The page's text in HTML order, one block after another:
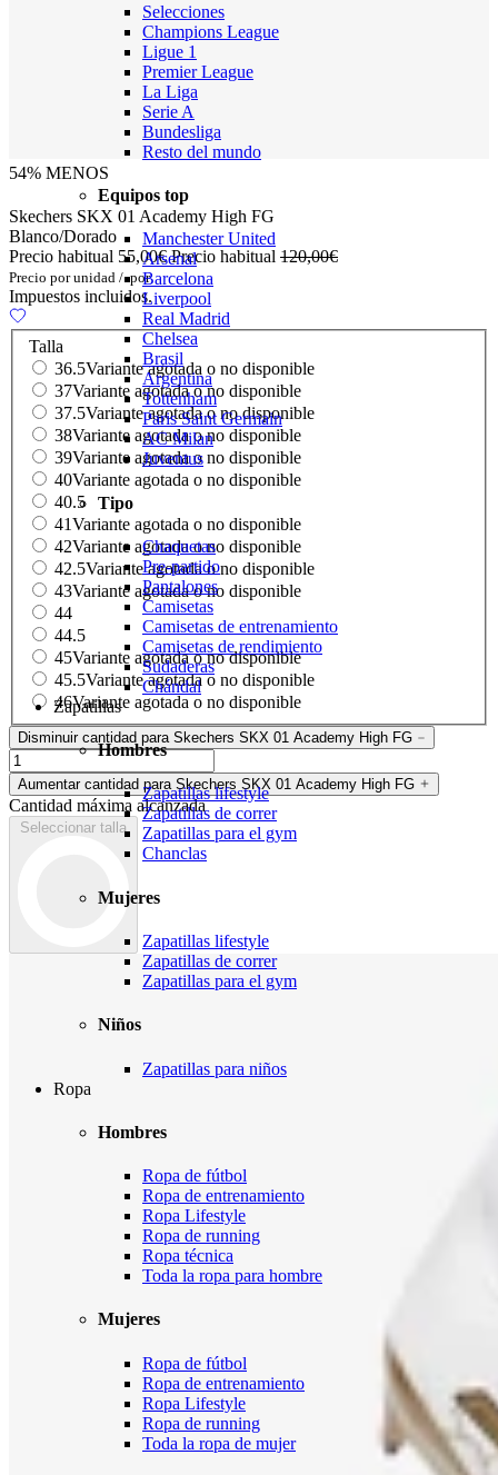
Selecciones
Champions League
Ligue 1
Premier League
La Liga
Serie A
Bundesliga
Resto del mundo
Equipos top
Manchester United
Arsenal
Barcelona
Liverpool
Real Madrid
Chelsea
Brasil
Argentina
Tottenham
Paris Saint Germain
AC Milan
Juventus
Tipo
Chaquetas
Pre-partido
Pantalones
Camisetas
Camisetas de entrenamiento
Camisetas de rendimiento
Sudaderas
Chándal
Zapatillas
Hombres
Zapatillas lifestyle
Zapatillas de correr
Zapatillas para el gym
Chanclas
Mujeres
Zapatillas lifestyle
Zapatillas de correr
Zapatillas para el gym
Niños
Zapatillas para niños
Ropa
Hombres
Ropa de fútbol
Ropa de entrenamiento
Ropa Lifestyle
Ropa de running
Ropa técnica
Toda la ropa para hombre
Mujeres
Ropa de fútbol
Ropa de entrenamiento
Ropa Lifestyle
Ropa de running
Toda la ropa de mujer
54% MENOS
Skechers SKX 01 Academy High FG
Blanco/Dorado
Precio habitual 55,00€Precio habitual 120,00€
Precio por unidad / por
Impuestos incluidos.
Talla
36.5Variante agotada o no disponible
37Variante agotada o no disponible
37.5Variante agotada o no disponible
38Variante agotada o no disponible
39Variante agotada o no disponible
40Variante agotada o no disponible
40.5
41Variante agotada o no disponible
42Variante agotada o no disponible
42.5Variante agotada o no disponible
43Variante agotada o no disponible
44
44.5
45Variante agotada o no disponible
45.5Variante agotada o no disponible
46Variante agotada o no disponible
Disminuir cantidad para Skechers SKX 01 Academy High FG
Aumentar cantidad para Skechers SKX 01 Academy High FG
Cantidad máxima alcanzada
Seleccionar talla